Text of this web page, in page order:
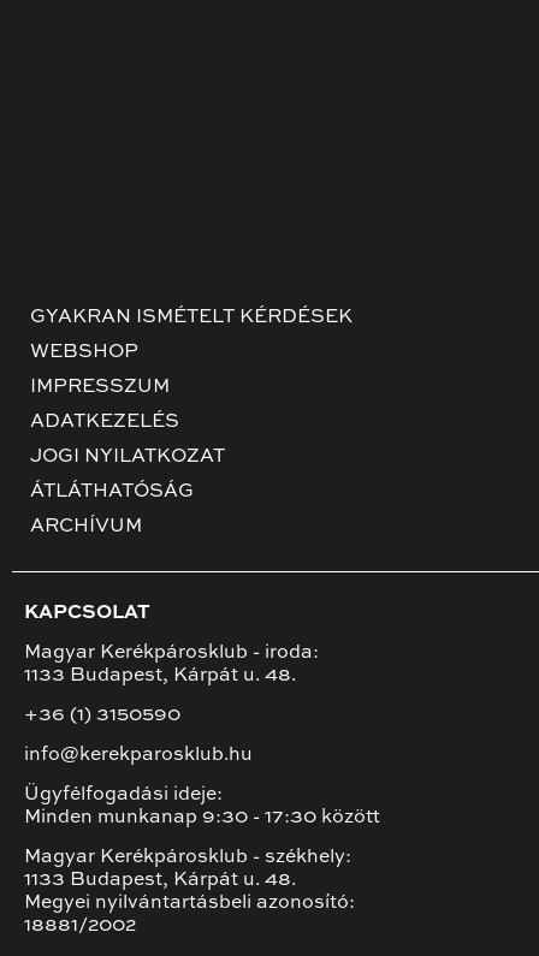
GYAKRAN ISMÉTELT KÉRDÉSEK
WEBSHOP
IMPRESSZUM
ADATKEZELÉS
JOGI NYILATKOZAT
ÁTLÁTHATÓSÁG
ARCHÍVUM
KAPCSOLAT
Magyar Kerékpárosklub - iroda:
1133 Budapest, Kárpát u. 48.
+36 (1) 3150590
info@kerekparosklub.hu
Ügyfélfogadási ideje:
Minden munkanap 9:30 - 17:30 között
Magyar Kerékpárosklub - székhely:
1133 Budapest, Kárpát u. 48.
Megyei nyilvántartásbeli azonosító:
18881/2002